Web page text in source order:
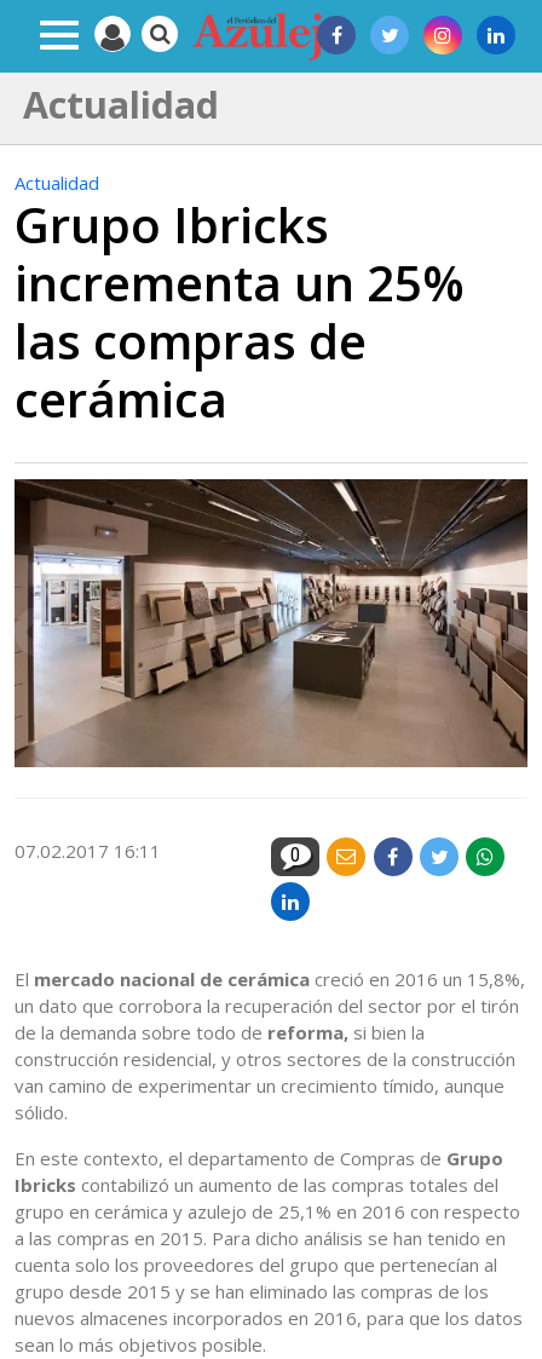
Actualidad
Actualidad
Grupo Ibricks
incrementa un 25%
las compras de
cerámica
07.02.2017 16:11 0
El mercado nacional de cerámica creció en 2016 un 15,8%,
un dato que corrobora la recuperación del sector por el tirón
de la demanda sobre todo de reforma, si bien la
construcción residencial, y otros sectores de la construcción
van camino de experimentar un crecimiento tímido, aunque
sólido.
En este contexto, el departamento de Compras de Grupo
Ibricks contabilizó un aumento de las compras totales del
grupo en cerámica y azulejo de 25,1% en 2016 con respecto
a las compras en 2015. Para dicho análisis se han tenido en
cuenta solo los proveedores del grupo que pertenecían al
grupo desde 2015 y se han eliminado las compras de los
nuevos almacenes incorporados en 2016, para que los datos
sean lo más objetivos posible.